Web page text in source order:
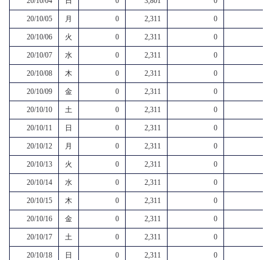
20/10/05 月 0 2,311 0
20/10/06 火 0 2,311 0
20/10/07 水 0 2,311 0
20/10/08 木 0 2,311 0
20/10/09 金 0 2,311 0
20/10/10 土 0 2,311 0
20/10/11 日 0 2,311 0
20/10/12 月 0 2,311 0
20/10/13 火 0 2,311 0
20/10/14 水 0 2,311 0
20/10/15 木 0 2,311 0
20/10/16 金 0 2,311 0
20/10/17 土 0 2,311 0
20/10/18 日 0 2,311 0